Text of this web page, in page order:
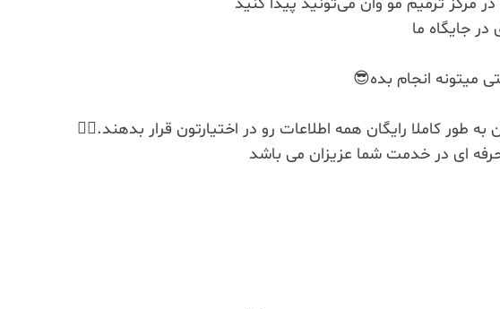
جایگاه ما
میتونه انجام بده😎
طور کاملا رایگان همه اطلاعات رو در اختیارتون قرار بدهند.💇‍♂️
ای در خدمت شما عزیزان می باشد